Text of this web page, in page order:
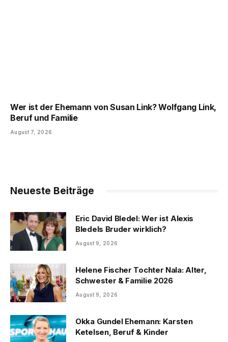
Wer ist der Ehemann von Susan Link? Wolfgang Link,
Beruf und Familie
August 7, 2026
Neueste Beiträge
Eric David Bledel: Wer ist Alexis
Bledels Bruder wirklich?
August 9, 2026
Helene Fischer Tochter Nala: Alter,
Schwester & Familie 2026
August 9, 2026
Okka Gundel Ehemann: Karsten
Ketelsen, Beruf & Kinder